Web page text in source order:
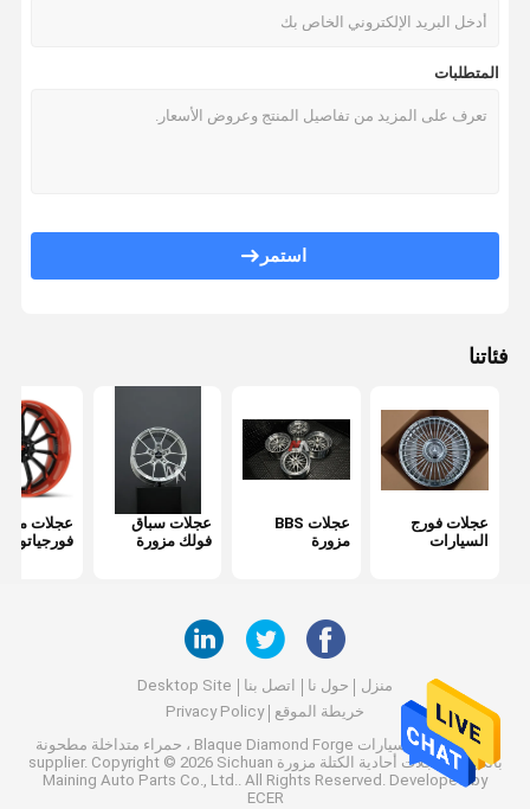
المتطلبات
استمر
فئاتنا
عجلات فورج
السيارات
عجلات BBS
مزورة
عجلات سباق
فولك مزورة
عجلات
فورجياتو
منزل حول نا اتصل بنا
Desktop Site
خريطة الموقع
Privacy Policy
الصين عجلات سيارات Blaque Diamond Forge ، حمراء متداخلة مطحونة
بالكروم ، عجلات أحادية الكتلة مزورة supplier. Copyright © 2026 Sichuan
Maining Auto Parts Co., Ltd.. All Rights Reserved. Developed by
ECER